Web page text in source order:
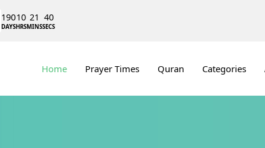
190
DAYS
10
HRS
21
MINS
39
SECS
Home Prayer Times Quran Categories